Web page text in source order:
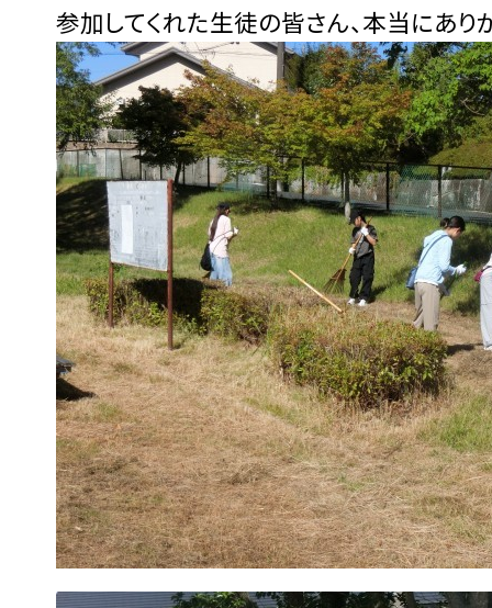
参加してくれた生徒の皆さん、本当にあり